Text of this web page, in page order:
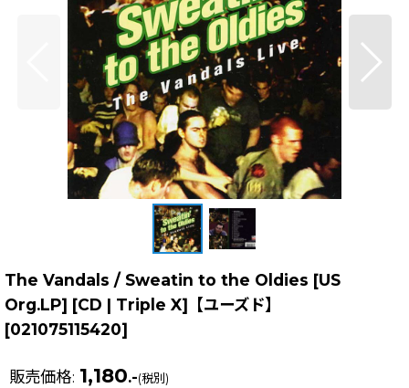
The Vandals / Sweatin to the Oldies [US
Org.LP] [CD | Triple X]【ユーズド】
[021075115420]
販売価格: 1,180.-(税別)